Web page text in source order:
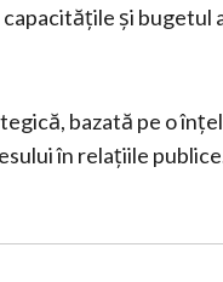
și bugetul
bazată pe o
în relațiile